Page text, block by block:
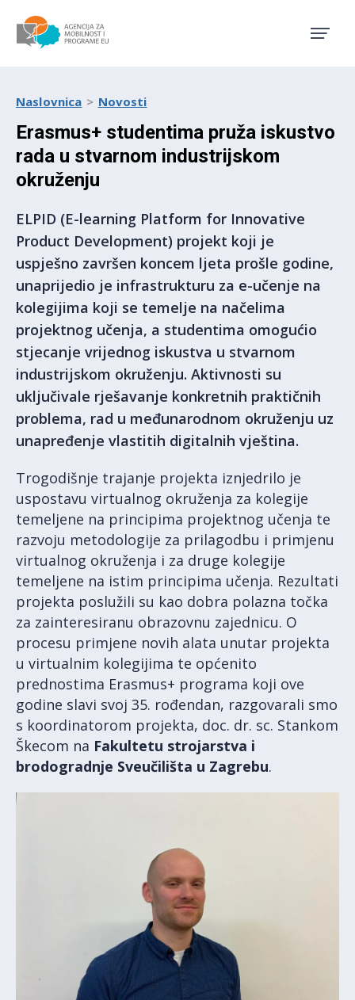
Naslovnica Novosti
Erasmus+ studentima pruža iskustvo
rada u stvarnom industrijskom
okruženju
ELPID (E-learning Platform for Innovative
Product Development) projekt koji je
uspješno završen koncem ljeta prošle godine,
unaprijedio je infrastrukturu za e-učenje na
kolegijima koji se temelje na načelima
projektnog učenja, a studentima omogućio
stjecanje vrijednog iskustva u stvarnom
industrijskom okruženju. Aktivnosti su
uključivale rješavanje konkretnih praktičnih
problema, rad u međunarodnom okruženju uz
unapređenje vlastitih digitalnih vještina.
Trogodišnje trajanje projekta iznjedrilo je
uspostavu virtualnog okruženja za kolegije
temeljene na principima projektnog učenja te
razvoju metodologije za prilagodbu i primjenu
virtualnog okruženja i za druge kolegije
temeljene na istim principima učenja. Rezultati
projekta poslužili su kao dobra polazna točka
za zainteresiranu obrazovnu zajednicu. O
procesu primjene novih alata unutar projekta
u virtualnim kolegijima te općenito
prednostima Erasmus+ programa koji ove
godine slavi svoj 35. rođendan, razgovarali smo
s koordinatorom projekta, doc. dr. sc. Stankom
Škecom na Fakultetu strojarstva i
brodogradnje Sveučilišta u Zagrebu.